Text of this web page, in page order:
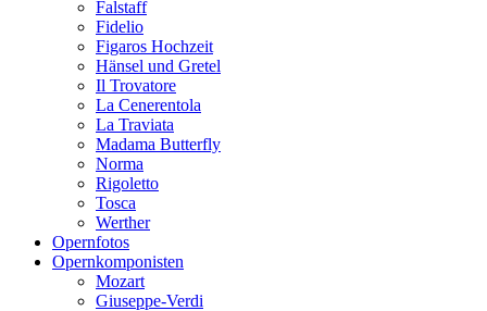
Falstaff
Fidelio
Figaros Hochzeit
Hänsel und Gretel
Il Trovatore
La Cenerentola
La Traviata
Madama Butterfly
Norma
Rigoletto
Tosca
Werther
Opernfotos
Opernkomponisten
Mozart
Giuseppe-Verdi